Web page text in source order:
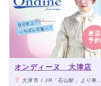
来店
予約
オンディーヌ 大津店
大津市 / JR「石山駅」より車で15分、江若バス「石山幼稚園前」下車徒歩30秒（ファミリーマートの向かい）